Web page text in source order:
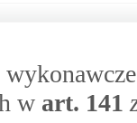
w art. 141